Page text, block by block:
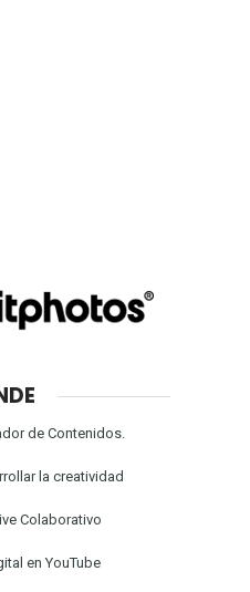
de Contenidos.
la creatividad
Colaborativo
en YouTube